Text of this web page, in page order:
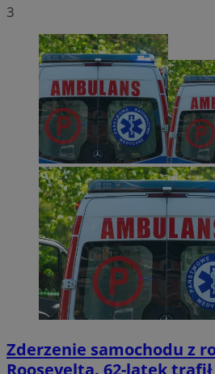
3
Zderzenie samochodu z
Roosevelta. 62-latek